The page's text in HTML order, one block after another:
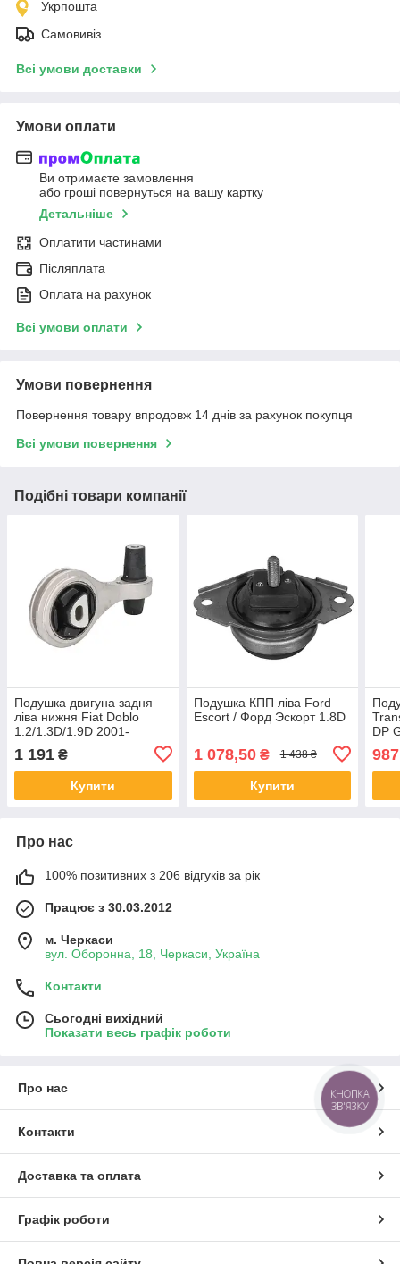
Укрпошта
Самовивіз
Всі умови доставки
Умови оплати
Ви отримаєте замовлення
або гроші повернуться на вашу картку
Детальніше
Оплатити частинами
Післяплата
Оплата на рахунок
Всі умови оплати
Умови повернення
Повернення товару впродовж 14 днів за рахунок покупця
Всі умови повернення
Подібні товари компанії
Подушка двигуна задня
ліва нижня Fiat Doblo
1.2/1.3D/1.9D 2001-
1 191 ₴
Купити
Подушка КПП ліва Ford
Escort / Форд Эскорт 1.8D
1 078,50₴ 1 438 ₴
Купити
DP
Про нас
100% позитивних з 206 відгуків за рік
Працює з 30.03.2012
м. Черкаси
вул. Оборонна, 18, Черкаси, Україна
Контакти
Сьогодні вихідний
Показати весь графік роботи
Про нас
Контакти
Доставка та оплата
Графік роботи
КНОПКА
ЗВ'ЯЗКУ